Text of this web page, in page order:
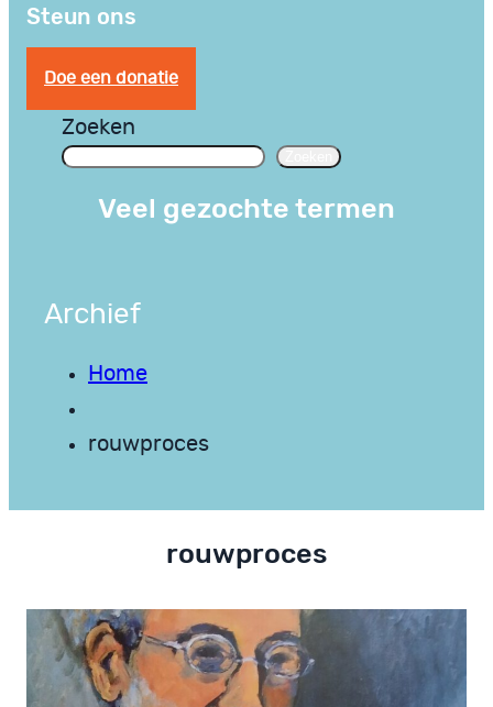
Steun ons
Doe een donatie
Zoeken
Veel gezochte termen
Archief
Home
rouwproces
rouwproces